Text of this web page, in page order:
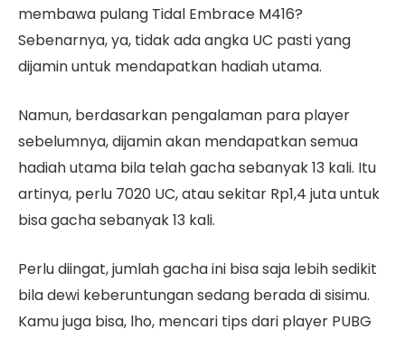
membawa pulang Tidal Embrace M416?
Sebenarnya, ya, tidak ada angka UC pasti yang
dijamin untuk mendapatkan hadiah utama.
Namun, berdasarkan pengalaman para player
sebelumnya, dijamin akan mendapatkan semua
hadiah utama bila telah gacha sebanyak 13 kali. Itu
artinya, perlu 7020 UC, atau sekitar Rp1,4 juta untuk
bisa gacha sebanyak 13 kali.
Perlu diingat, jumlah gacha ini bisa saja lebih sedikit
bila dewi keberuntungan sedang berada di sisimu.
Kamu juga bisa, lho, mencari tips dari player PUBG